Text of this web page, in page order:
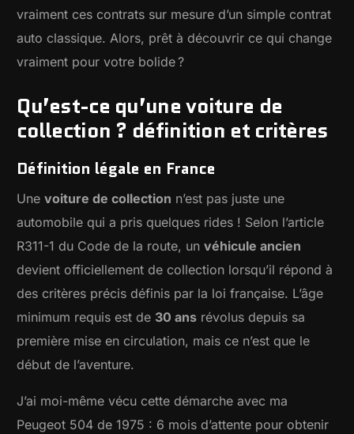
vraiment ces contrats sur mesure d’un simple contrat
auto classique. Alors, prêt à découvrir ce qui change
vraiment pour votre bolide ?
Qu’est-ce qu’une voiture de
collection ? définition et critères
Définition légale en France
Unevoiture de collection n’est pas juste une
automobile qui a pris quelques rides ! Selon l’article
R311-1 du Code de la route, unvéhicule ancien
devient officiellement de collection lorsqu’il répond à
des critères précis définis par la loi française. L’âge
minimum requis est de 30 ans révolus depuis sa
première mise en circulation, mais ce n’est que le
début de l’aventure.
J’ai moi-même vécu cette démarche avec ma
Peugeot 504 de 1975 : 6 mois d’attente pour obtenir